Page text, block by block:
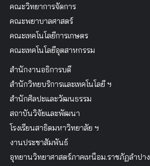
คณะวิทยาการจัดการ
คณะพยาบาลศาสตร์
คณะเทคโนโลยีการเกษตร
คณะเทคโนโลยีอุตสาหกรรม
สำนักงานอธิการบดี
สำนักวิทยบริการและเทคโนโลยี ฯ
สำนักศิลปะและวัฒนธรรม
สถาบันวิจัยและพัฒนา
โรงเรียนสาธิตมหาวิทยาลัย ฯ
งานประชาสัมพันธ์
อุทยานวิทยาศาสตร์ภาคเหนือม.ราชภัฏลำปาง